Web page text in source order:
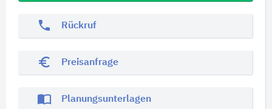
phone Rückruf
euro_symbol Preisanfrage
import_contacts Planungsunterlagen